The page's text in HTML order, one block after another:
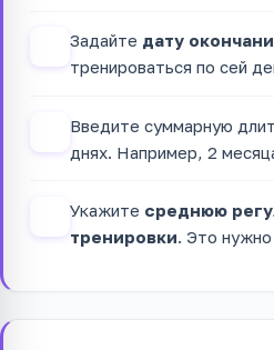
Задайте дату
тренироваться по сей
Введите суммарную
днях. Например, 2
Укажите среднюю
тренировки. Это